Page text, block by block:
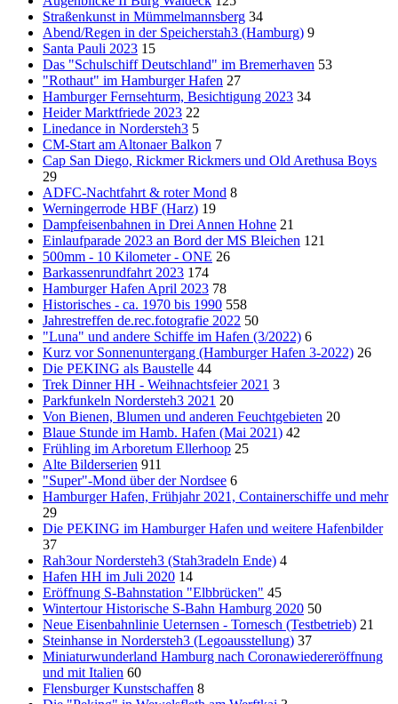
Straßenkunst in Mümmelmannsberg 34
Abend/Regen in der Speicherstah3 (Hamburg) 9
Santa Pauli 2023 15
Das "Schulschiff Deutschland" im Bremerhaven 53
"Rothaut" im Hamburger Hafen 27
Hamburger Fernsehturm, Besichtigung 2023 34
Heider Marktfriede 2023 22
Linedance in Nordersteh3 5
CM-Start am Altonaer Balkon 7
Cap San Diego, Rickmer Rickmers und Old Arethusa Boys
29
ADFC-Nachtfahrt & roter Mond 8
Werningerrode HBF (Harz) 19
Dampfeisenbahnen in Drei Annen Hohne 21
Einlaufparade 2023 an Bord der MS Bleichen 121
500mm - 10 Kilometer - ONE 26
Barkassenrundfahrt 2023 174
Hamburger Hafen April 2023 78
Historisches - ca. 1970 bis 1990 558
Jahrestreffen de.rec.fotografie 2022 50
"Luna" und andere Schiffe im Hafen (3/2022) 6
Kurz vor Sonnenuntergang (Hamburger Hafen 3-2022) 26
Die PEKING als Baustelle 44
Trek Dinner HH - Weihnachtsfeier 2021 3
Parkfunkeln Nordersteh3 2021 20
Von Bienen, Blumen und anderen Feuchtgebieten 20
Blaue Stunde im Hamb. Hafen (Mai 2021) 42
Frühling im Arboretum Ellerhoop 25
Alte Bilderserien 911
"Super"-Mond über der Nordsee 6
Hamburger Hafen, Frühjahr 2021, Containerschiffe und mehr
29
Die PEKING im Hamburger Hafen und weitere Hafenbilder
37
Rah3our Nordersteh3 (Stah3radeln Ende) 4
Hafen HH im Juli 2020 14
Eröffnung S-Bahnstation "Elbbrücken" 45
Wintertour Historische S-Bahn Hamburg 2020 50
Neue Eisenbahnlinie Ueternsen - Tornesch (Testbetrieb) 21
Steinhanse in Nordersteh3 (Legoausstellung) 37
Miniaturwunderland Hamburg nach Coronawiedereröffnung
und mit Italien 60
Flensburger Kunstschaffen 8